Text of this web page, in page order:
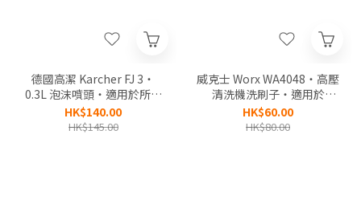
德國高潔 Karcher FJ 3‧
0.3L 泡沫噴頭‧適用於所有
K2至K7級的Kärcher高壓清
洗機‧香港行貨‧
HK$140.00
HK$145.00
威克士 Worx WA4048‧高壓
清洗機洗刷子‧適用於
620/629/630 清洗機‧香港
行貨‧
HK$60.00
HK$80.00